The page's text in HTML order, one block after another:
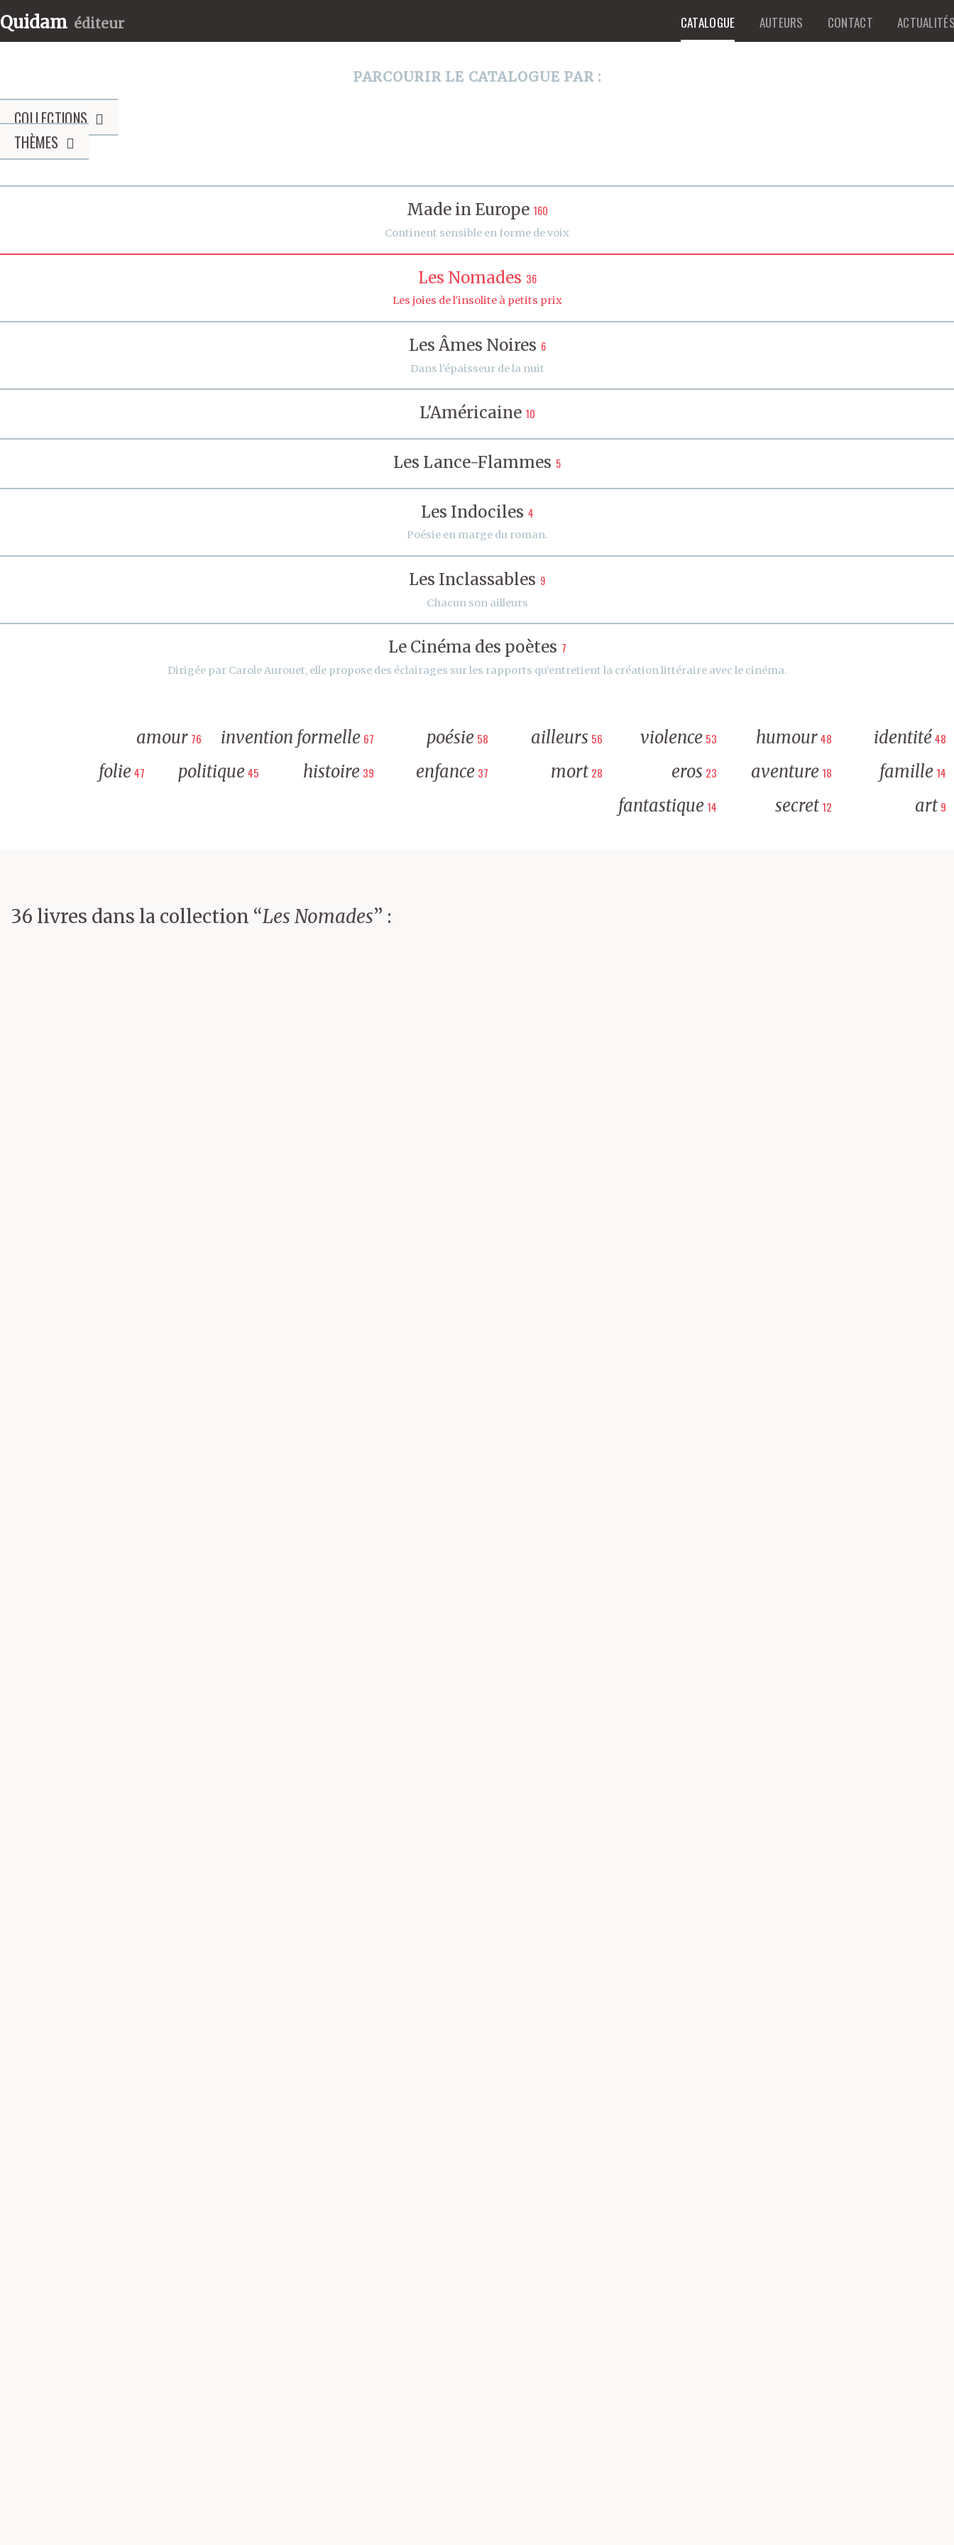
Quidam éditeur CATALOGUE AUTEURS CONTACT
PARCOURIR LE CATALOGUE PAR :
COLLECTIONS
THÈMES
Made in Europe 160
Continent sensible en forme de voix
Les Nomades 36
Les joies de l'insolite à petits prix
Les Âmes Noires 6
Dans l’épaisseur de la nuit
L'Américaine 10
Les Lance-Flammes 5
Les Indociles 4
Poésie en marge du roman.
Les Inclassables 9
Chacun son ailleurs
Le Cinéma des poètes 7
Dirigée par Carole Aurouet, elle propose des éclairages sur les rapports qu’entretient la création littéraire avec le cinéma.
amour 76 invention formelle 67 poésie 58 ailleurs 56 violence 53 humour48 identité48
folie47 politique 45 histoire 39 enfance 37 mort 28 eros 23 aventure 18 famille 14
fantastique 14 secret 12 art 9
36 livres dans la collection “Les Nomades” :